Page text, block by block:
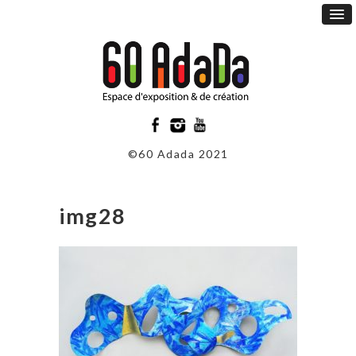
©60 Adada 2021
img28